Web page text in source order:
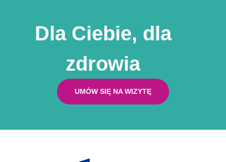
Dla Ciebie, dla
zdrowia
UMÓW SIĘ NA WIZYTĘ